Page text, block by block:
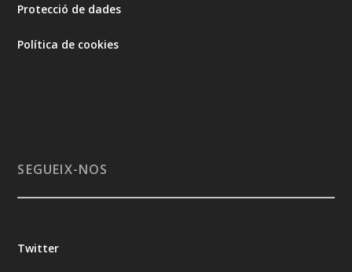
Protecció de dades
Política de cookies
SEGUEIX-NOS
Twitter